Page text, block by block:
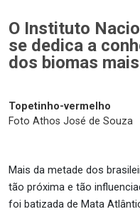
O Instituto
se dedica a
dos biomas
Topetinho-vermelho
Foto Athos José de Souza
Mais da metade dos
tão próxima e tão
foi batizada de Mata